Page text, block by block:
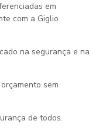
em
com a Giglio
na segurança e na
sem
de todos.